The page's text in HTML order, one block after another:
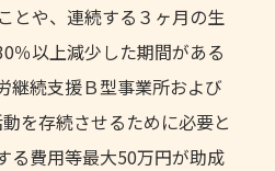
とや、連続する３ヶ月の生
％以上減少した期間がある
継続支援Ｂ型事業所および
を存続させるために必要と
る費用等最大50万円が助成